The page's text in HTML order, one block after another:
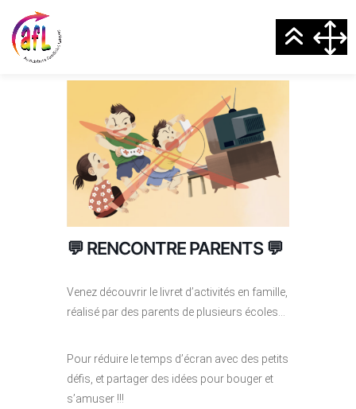
💬 RENCONTRE PARENTS 💬
Venez découvrir le livret d’activités en famille,
réalisé par des parents de plusieurs écoles…
Pour réduire le temps d’écran avec des petits
défis, et partager des idées pour bouger et
s’amuser !!!